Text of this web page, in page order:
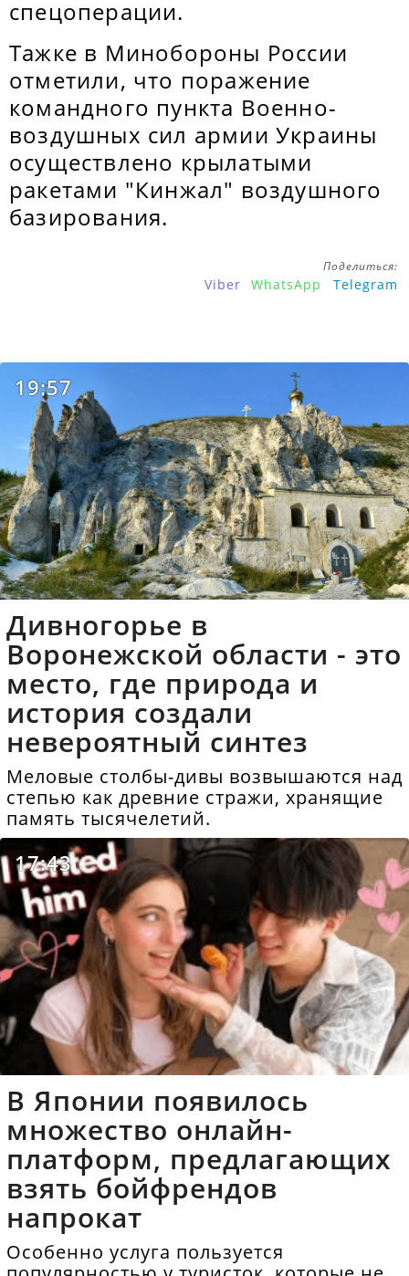
спецоперации.
Тажке в Минобороны России
отметили, что поражение
командного пункта Военно-
воздушных сил армии Украины
осуществлено крылатыми
ракетами "Кинжал" воздушного
базирования.
Поделиться:
Viber WhatsApp Telegram
19:57
Дивногорье в
Воронежской области - это
место, где природа и
история создали
невероятный синтез
Меловые столбы-дивы возвышаются над
степью как древние стражи, хранящие
память тысячелетий.
17:43
В Японии появилось
множество онлайн-
платформ, предлагающих
взять бойфрендов
напрокат
Особенно услуга пользуется